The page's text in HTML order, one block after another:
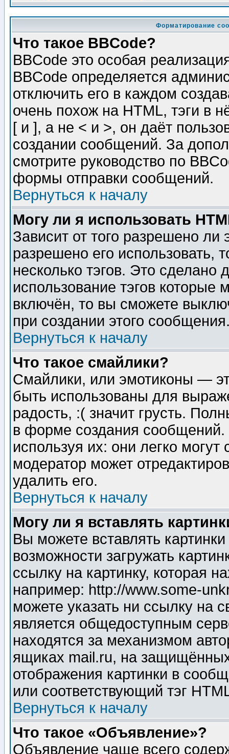
Форматирование
Что такое BBCode?
BBCode это особая
BBCode определяется
отключить его в каждом
очень похож на HTML, тэги в
[ и ], а не < и >, он даёт
создании сообщений. За
смотрите руководство по
формы отправки сообщений.
Вернуться к началу
Могу ли я использовать
Зависит от того разрешено
разрешено его использовать,
несколько тэгов. Это сделано
использование тэгов
включён, то вы сможете
при создании этого
Вернуться к началу
Что такое смайлики?
Смайлики, или эмотиконы —
быть использованы для
радость, :( значит грусть.
в форме создания сообщений.
используя их: они легко
модератор может
удалить его.
Вернуться к началу
Могу ли я вставлять
Вы можете вставлять
возможности загружать
ссылку на картинку, которая
например: http://www.some-
можете указать ни ссылку на
является общедоступным
находятся за механизмом
ящиках mail.ru, на
отображения картинки в
или соответствующий тэг
Вернуться к началу
Что такое «Объявление»?
Объявление чаще всего